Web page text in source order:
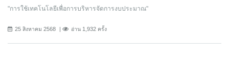
"การใช้เทคโนโลยีเพื่อการบริหารจัดการงบประมาณ"
25 สิงหาคม 2568 อ่าน 1,932 ครั้ง